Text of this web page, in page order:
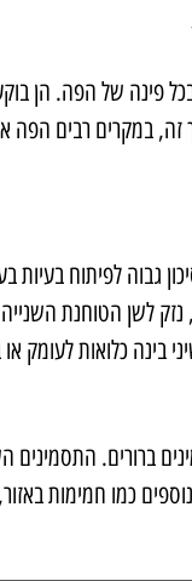
במקרים רבים הפה
גבוה לפיתוח בעיות
לשן הטוחנת
ברורים.
כמו חמימות